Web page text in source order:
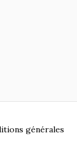
générales